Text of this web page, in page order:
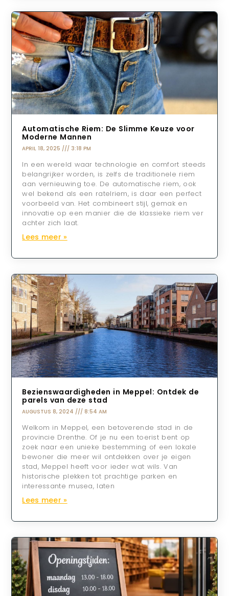
Automatische Riem: De Slimme Keuze voor
Moderne Mannen
APRIL 18, 2025 3:18 PM
In een wereld waar technologie en comfort steeds
belangrijker worden, is zelfs de traditionele riem
aan vernieuwing toe. De automatische riem, ook
wel bekend als een ratelriem, is daar een perfect
voorbeeld van. Het combineert stijl, gemak en
innovatie op een manier die de klassieke riem ver
achter zich laat.
Lees meer »
Bezienswaardigheden in Meppel: Ontdek de
parels van deze stad
AUGUSTUS 8, 2024 8:54 AM
Welkom in Meppel, een betoverende stad in de
provincie Drenthe. Of je nu een toerist bent op
zoek naar een unieke bestemming of een lokale
bewoner die meer wil ontdekken over je eigen
stad, Meppel heeft voor ieder wat wils. Van
historische plekken tot prachtige parken en
interessante musea, laten
Lees meer »